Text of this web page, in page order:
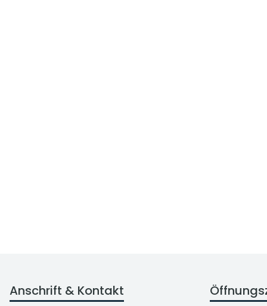
Anschrift & Kontakt